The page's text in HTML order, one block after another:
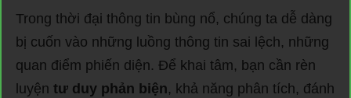
Trong thời đại thông tin bùng nổ, chúng ta dễ dàng
bị cuốn vào những luồng thông tin sai lệch, những
quan điểm phiến diện. Để khai tâm, bạn cần rèn
luyện tư duy phản biện, khả năng phân tích, đánh